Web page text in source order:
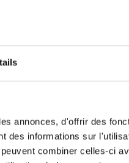
annonces, d'offrir des
des informations sur
combiner celles-ci